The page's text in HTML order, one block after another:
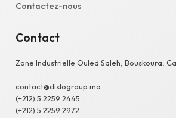
Contactez-nous
Contact
Zone Industrielle Ouled Saleh, Bouskoura,
contact@dislogroup.ma
(+212) 5 2259 2445
(+212) 5 2259 2972